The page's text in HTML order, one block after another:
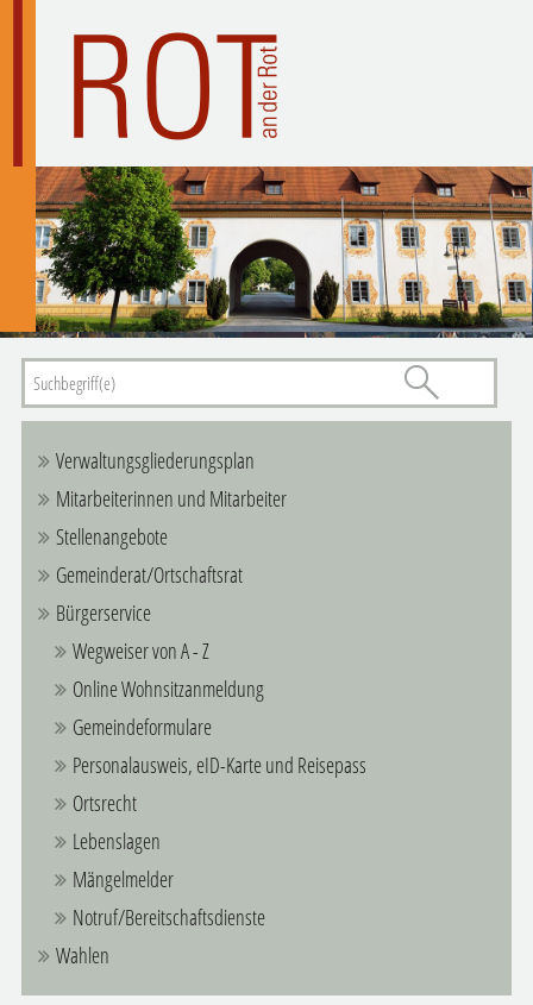
Verwaltungsgliederungsplan
Mitarbeiterinnen und Mitarbeiter
Stellenangebote
Gemeinderat/Ortschaftsrat
Bürgerservice
Wegweiser von A - Z
Online Wohnsitzanmeldung
Gemeindeformulare
Personalausweis, eID-Karte und Reisepass
Ortsrecht
Lebenslagen
Mängelmelder
Notruf/Bereitschaftsdienste
Wahlen